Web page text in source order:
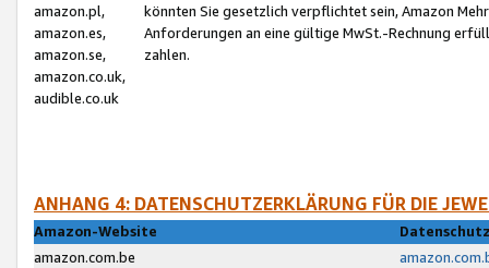
amazon.pl,
amazon.es,
amazon.se,
amazon.co.uk,
audible.co.uk
könnten Sie gesetzlich verpflichtet sein, Amazon
Anforderungen an eine gültige MwSt.-Rechnung
zahlen.
ANHANG 4: DATENSCHUTZERKLÄRUNG FÜR DIE
Amazon-Website
amazon.com.be